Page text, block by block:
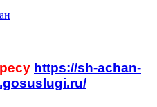
https://sh-achan-